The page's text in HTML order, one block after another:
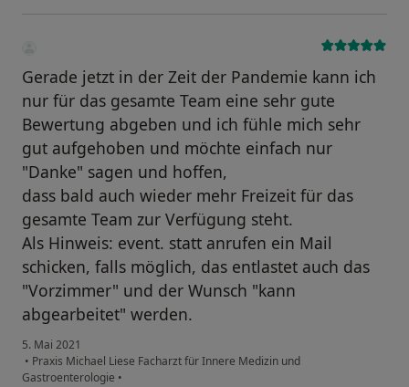
Gerade jetzt in der Zeit der Pandemie kann ich
nur für das gesamte Team eine sehr gute
Bewertung abgeben und ich fühle mich sehr
gut aufgehoben und möchte einfach nur
"Danke" sagen und hoffen,
dass bald auch wieder mehr Freizeit für das
gesamte Team zur Verfügung steht.
Als Hinweis: event. statt anrufen ein Mail
schicken, falls möglich, das entlastet auch das
"Vorzimmer" und der Wunsch "kann
abgearbeitet" werden.
5. Mai 2021
• Praxis Michael Liese Facharzt für Innere Medizin und
Gastroenterologie •